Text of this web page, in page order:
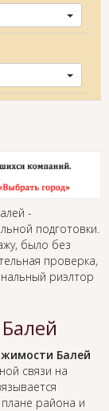
-
подготовки.
было без
проверка,
риэлтор
Балей
связи на
района и